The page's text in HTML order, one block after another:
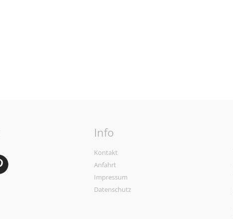
Info
Kontakt
Anfahrt
Impressum
Datenschutz